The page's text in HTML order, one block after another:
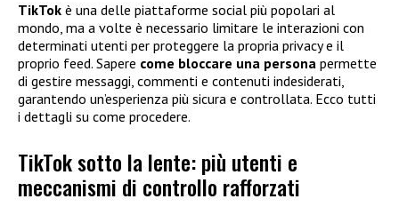
TikTok è una delle piattaforme social più popolari al
mondo, ma a volte è necessario limitare le interazioni con
determinati utenti per proteggere la propria privacy e il
proprio feed. Sapere come bloccare una persona permette
di gestire messaggi, commenti e contenuti indesiderati,
garantendo un’esperienza più sicura e controllata. Ecco tutti
i dettagli su come procedere.
TikTok sotto la lente: più utenti e
meccanismi di controllo rafforzati